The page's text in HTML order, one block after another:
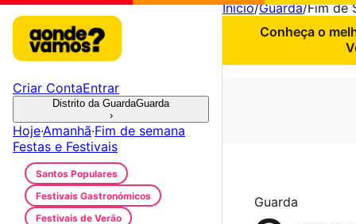
Início/Guarda/Fim de
Conheça o
Guarda
Criar ContaEntrar
Distrito da GuardaGuarda
›
Hoje·Amanhã·Fim de semana
Festas e Festivais
Santos Populares
Festivais Gastronómicos
Festivais de Verão